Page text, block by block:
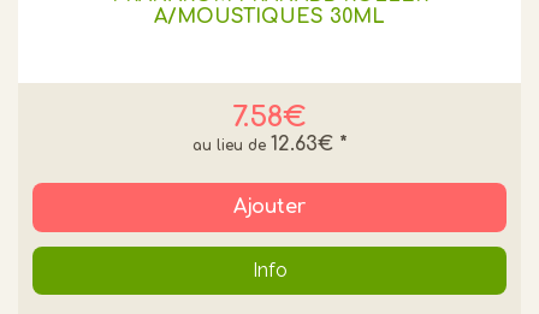
A/MOUSTIQUES 30ML
7.58€
12.63€ *
Ajouter
Info